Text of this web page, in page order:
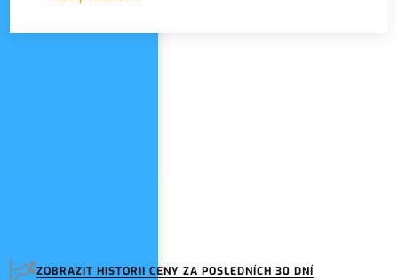
Zadejte název seznamu
ZOBRAZIT HISTORII CENY ZA POSLEDNÍCH 30 DNÍ